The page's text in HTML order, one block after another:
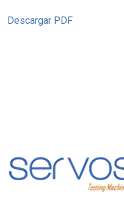
Descargar PDF